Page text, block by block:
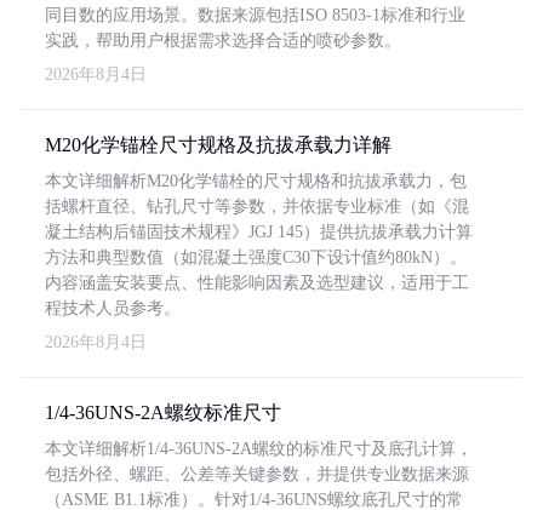
同目数的应用场景。数据来源包括ISO 8503-1标准和行业
实践，帮助用户根据需求选择合适的喷砂参数。
2026年8月4日
M20化学锚栓尺寸规格及抗拔承载力详解
本文详细解析M20化学锚栓的尺寸规格和抗拔承载力，包
括螺杆直径、钻孔尺寸等参数，并依据专业标准（如《混
凝土结构后锚固技术规程》JGJ 145）提供抗拔承载力计算
方法和典型数值（如混凝土强度C30下设计值约80kN）。
内容涵盖安装要点、性能影响因素及选型建议，适用于工
程技术人员参考。
2026年8月4日
1/4-36UNS-2A螺纹标准尺寸
本文详细解析1/4-36UNS-2A螺纹的标准尺寸及底孔计算，
包括外径、螺距、公差等关键参数，并提供专业数据来源
（ASME B1.1标准）。针对1/4-36UNS螺纹底孔尺寸的常